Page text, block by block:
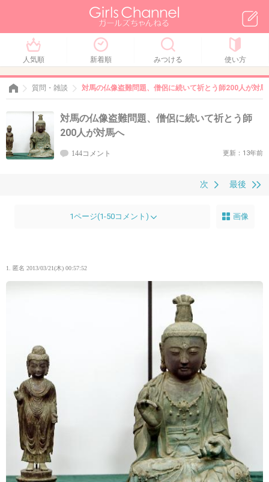
人気順 新着順 みつける 使い方
質問・雑談 対馬の仏像盗難問題、僧侶に続いて祈とう師200人が対馬
対馬の仏像盗難問題、僧侶に続いて祈とう師
200人が対馬へ
144コメント 更新：13年前
最後
次
1ページ(1-50コメント) 画像
1. 匿名 2013/03/21(木) 00:57:52